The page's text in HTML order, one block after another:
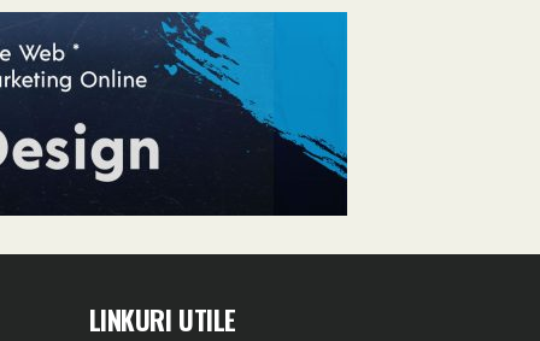
LINKURI UTILE